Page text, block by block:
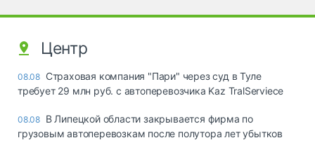
Центр
08.08 Страховая компания "Пари" через суд в Туле
требует 29 млн руб. с автоперевозчика Kaz TralServiece
08.08 В Липецкой области закрывается фирма по
грузовым автоперевозкам после полутора лет убытков